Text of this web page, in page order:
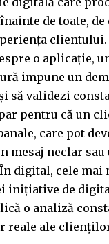
de toate, de
o aplicație,
impune un
validezi
pentru că un
care pot
neclar sau
digital, cele
inițiative de
o analiză
reale ale